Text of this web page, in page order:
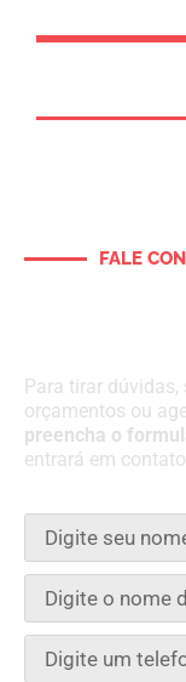
FALE
Para tirar
orçamentos ou
preencha o
entrará em contato.